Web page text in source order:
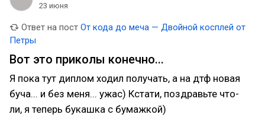
23 июня
Ответ на пост От кода до меча — Двойной косплей от
Петры
Вот это приколы конечно...
Я пока тут диплом ходил получать, а на дтф новая
буча... и без меня... ужас) Кстати, поздравьте что-
ли, я теперь букашка с бумажкой)